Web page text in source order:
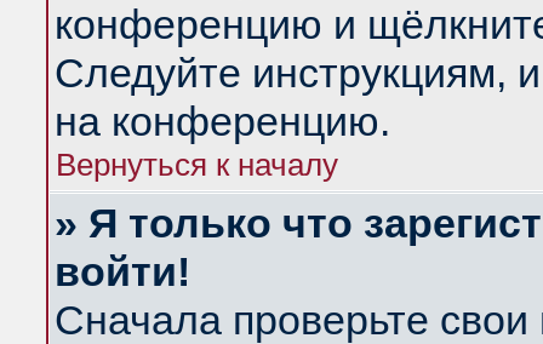
конференцию и
Следуйте инструкциям,
на конференцию.
Вернуться к началу
» Я только что
войти!
Сначала проверьте